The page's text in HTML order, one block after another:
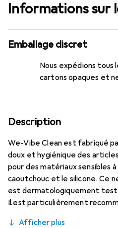
Informations sur
Emballage discret
Nous expédions tous
cartons opaques et
Description
We-Vibe Clean est fabriqué
doux et hygiénique des
pour des matériaux sensibles
caoutchouc et le silicone. Ce
est dermatologiquement
Il est particulièrement
Afficher plus